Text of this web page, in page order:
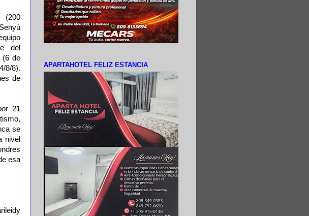
(200
del
(6 de
8/8).
de
21
se
nivel
esa
APARTAHOTEL FELIZ ESTANCIA